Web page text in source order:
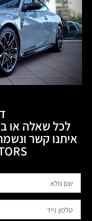
לכל שאלה או
איתנו קשר